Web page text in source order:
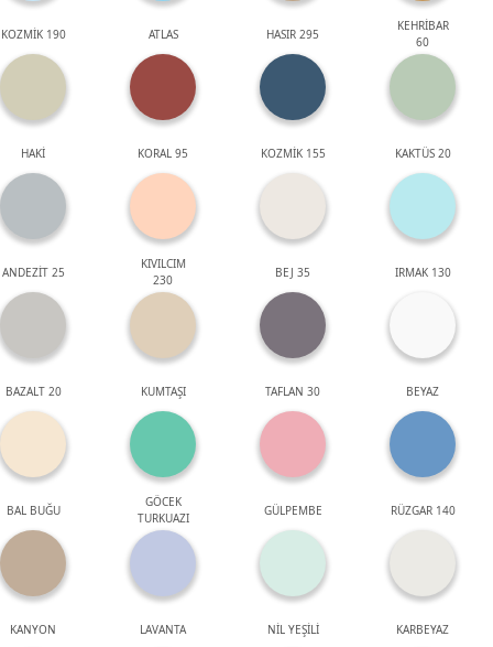
KOZMİK 190 ATLAS HASIR 295
KEHRİBAR
60
HAKİ KORAL 95 KOZMİK 155 KAKTÜS 20
ANDEZİT 25
KIVILCIM
230
BEJ 35 IRMAK 130
BAZALT 20 KUMTAŞI TAFLAN 30 BEYAZ
BAL BUĞU
GÖCEK
TURKUAZI
GÜLPEMBE RÜZGAR 140
KANYON LAVANTA NİL YEŞİLİ KARBEYAZ